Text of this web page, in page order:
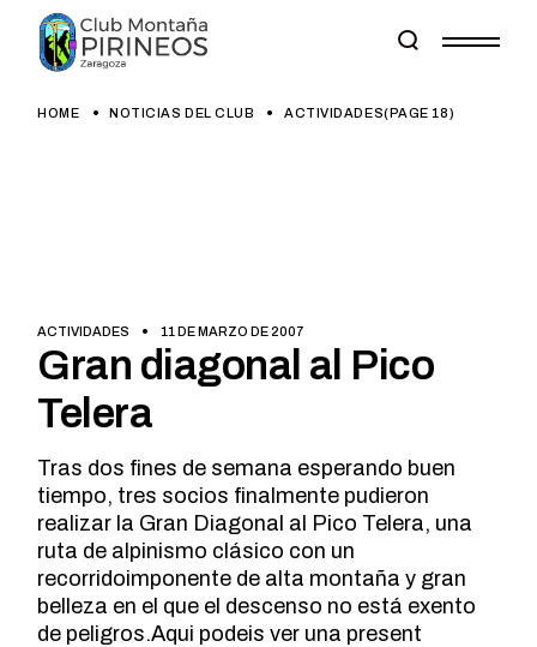
content
HOME NOTICIAS DEL CLUB ACTIVIDADES(PAGE 18)
ACTIVIDADES 11 DE MARZO DE 2007
Gran diagonal al Pico
Telera
Tras dos fines de semana esperando buen
tiempo, tres socios finalmente pudieron
realizar la Gran Diagonal al Pico Telera, una
ruta de alpinismo clásico con un
recorridoimponente de alta montaña y gran
belleza en el que el descenso no está exento
de peligros.Aqui podeis ver una present